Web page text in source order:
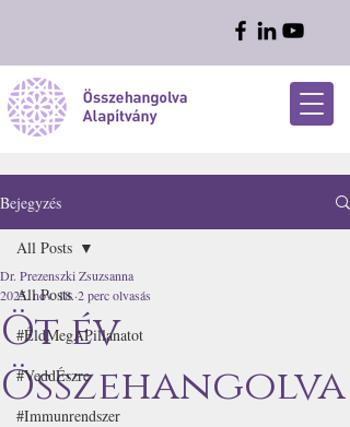
Bejegyzés
All Posts
#ÉldMegAPillanatot
#VeddÉszre
#Immunrendszer
All Posts
Öt év
Összehangolva
Dr. Prezenszki Zsuzsanna
2025. nov. 18. 2 perc olvasás